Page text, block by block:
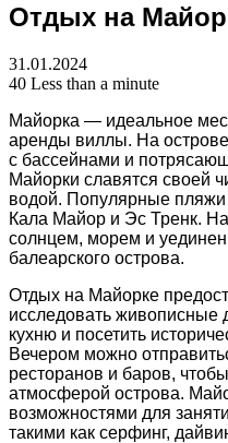
for
Отдых на
31.01.2024
40 Less than a minute
Майорка — идеальное
аренды виллы. На
с бассейнами и
Майорки славятся своей
водой. Популярные
Кала Майор и Эс Тренк.
солнцем, морем и
балеарского острова.
Отдых на Майорке
исследовать живописные
кухню и посетить
Вечером можно
ресторанов и баров,
атмосферой острова.
возможностями для
такими как серфинг,